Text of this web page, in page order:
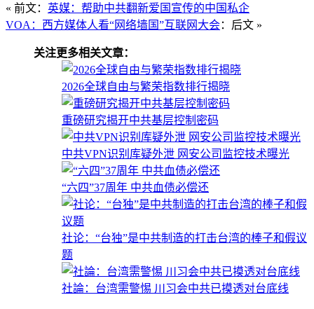
« 前文： 英媒：帮助中共翻新爱国宣传的中国私企
VOA：西方媒体人看“网络墙国”互联网大会：后文 »
关注更多相关文章：
2026全球自由与繁荣指数排行揭晓
重磅研究揭开中共基层控制密码
中共VPN识别库疑外泄 网安公司监控技术曝光
“六四”37周年 中共血债必偿还
社论：“台独”是中共制造的打击台湾的棒子和假议
题
社論：台湾需警惕 川习会中共已摸透对台底线